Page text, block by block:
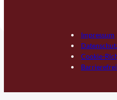
Impressum
Cookie-